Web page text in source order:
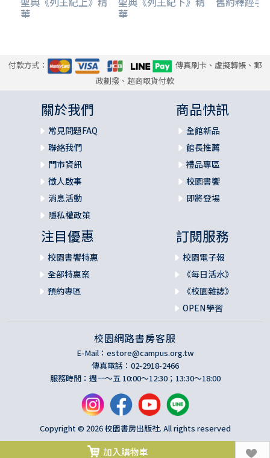
華 華
付款方式：
傳真刷卡、虛擬轉帳、郵
政劃撥、超商取貨付款
關於我們
常見問題FAQ
聯絡我們
門市資訊
徵人啟事
消息活動
隱私權政策
商品快訊
全館新品
館長推薦
禮品專區
校園書饗
即將登場
注目優惠
校園書饗特惠
全部特惠案
預約專區
訂閱服務
校園電子報
《每日活水》
《校園雜誌》
OPEN學習
校園網路書房客服
E-Mail： estore@campus.org.tw
傳真電話：02-2918-2466
服務時間：週一～五 10:00～12:30；13:30～18:00
Copyright © 2026 校園書房出版社. All rights reserved
加入購物車